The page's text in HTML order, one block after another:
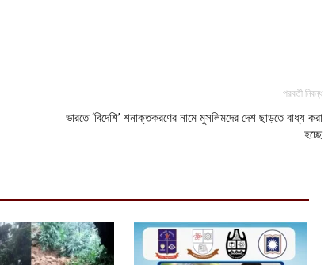
পরবর্তী নিবন্ধ
ভারতে ‘বিদেশি’ শনাক্তকরণের নামে মুসলিমদের দেশ ছাড়তে বাধ্য করা
হচ্ছে